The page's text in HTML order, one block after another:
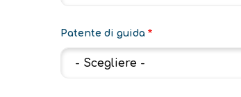
Patente di guida